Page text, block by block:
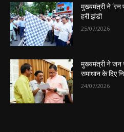
मुख्यमंत्री ने ‘रन
हरी झंडी
25/07/2026
मुख्यमंत्री ने जन
समाधान के दिए
24/07/2026